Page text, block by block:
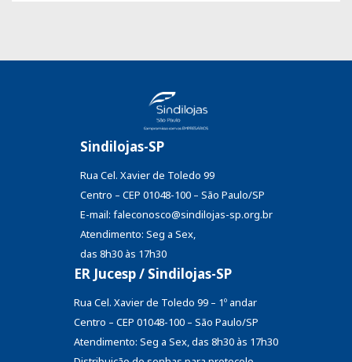
Sindilojas-SP
Rua Cel. Xavier de Toledo 99
Centro – CEP 01048-100 – São Paulo/SP
E-mail: faleconosco@sindilojas-sp.org.br
Atendimento: Seg a Sex,
das 8h30 às 17h30
ER Jucesp / Sindilojas-SP
Rua Cel. Xavier de Toledo 99 – 1º andar
Centro – CEP 01048-100 – São Paulo/SP
Atendimento: Seg a Sex, das 8h30 às 17h30